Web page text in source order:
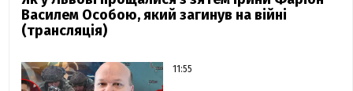
Василем Особою, який загинув на війні
(трансляція)
11:55